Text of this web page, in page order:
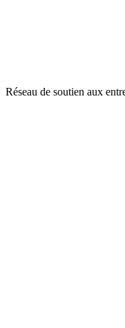
Réseau de soutien aux